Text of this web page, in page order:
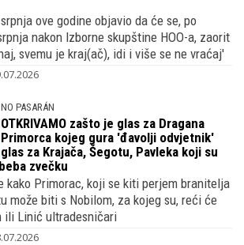
ove godine objavio da će se, po
nakon Izborne skupštine HOO-a, zaorit
svemu je kraj(ač), idi i više se ne vraćaj'
NO PASARÁN
OTKRIVAMO zašto je glas za Dragana
Primorca kojeg gura 'đavolji odvjetnik'
glas za Krajača, Šegotu, Pavleka koji su
zvečku
kako Primorac, koji se kiti perjem branitelja
može biti s Nobilom, za kojeg su, reći će
ili Linić ultradesničari